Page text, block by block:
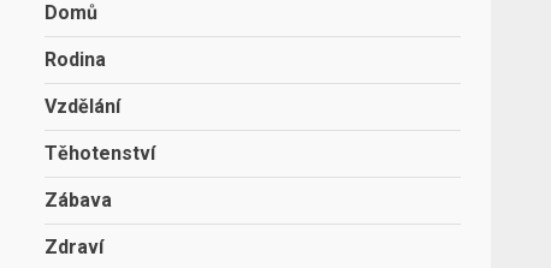
Domů
Rodina
Vzdělání
Těhotenství
Zábava
Zdraví